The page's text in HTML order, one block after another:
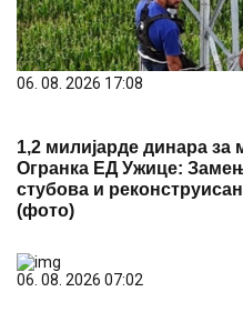
06. 08. 2026 17:08
1,2 милијарде динара за
Огранка ЕД Ужице:
стубова и
(фото)
06. 08. 2026 07:02